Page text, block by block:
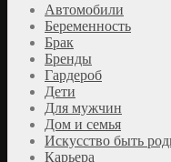
Автомобили
Беременность
Брак
Бренды
Гардероб
Дети
Для мужчин
Дом и семья
Искусство быть
Карьера